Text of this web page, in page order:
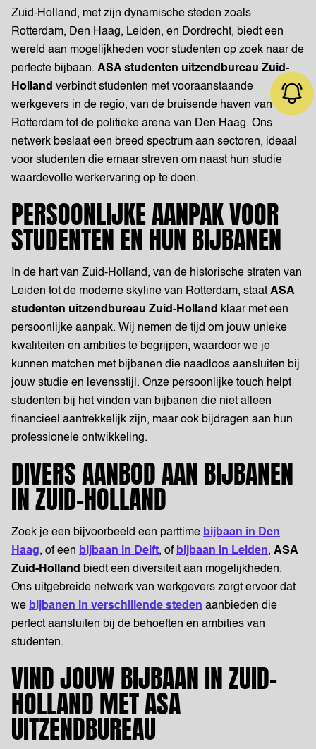
Zuid-Holland, met zijn dynamische steden zoals
Rotterdam, Den Haag, Leiden, en Dordrecht, biedt een
wereld aan mogelijkheden voor studenten op zoek naar de
perfecte bijbaan. ASA studenten uitzendbureau Zuid-
Holland verbindt studenten met vooraanstaande
werkgevers in de regio, van de bruisende haven van
Rotterdam tot de politieke arena van Den Haag. Ons
netwerk beslaat een breed spectrum aan sectoren, ideaal
voor studenten die ernaar streven om naast hun studie
waardevolle werkervaring op te doen.
PERSOONLIJKE AANPAK VOOR
STUDENTEN EN HUN BIJBANEN
In de hart van Zuid-Holland, van de historische straten van
Leiden tot de moderne skyline van Rotterdam, staat ASA
studenten uitzendbureau Zuid-Holland klaar met een
persoonlijke aanpak. Wij nemen de tijd om jouw unieke
kwaliteiten en ambities te begrijpen, waardoor we je
kunnen matchen met bijbanen die naadloos aansluiten bij
jouw studie en levensstijl. Onze persoonlijke touch helpt
studenten bij het vinden van bijbanen die niet alleen
financieel aantrekkelijk zijn, maar ook bijdragen aan hun
professionele ontwikkeling.
DIVERS AANBOD AAN BIJBANEN
IN ZUID-HOLLAND
Zoek je een bijvoorbeeld een parttime bijbaan in Den
Haag, of een bijbaan in Delft, of bijbaan in Leiden, ASA
Zuid-Holland biedt een diversiteit aan mogelijkheden.
Ons uitgebreide netwerk van werkgevers zorgt ervoor dat
we bijbanen in verschillende steden aanbieden die
perfect aansluiten bij de behoeften en ambities van
studenten.
VIND JOUW BIJBAAN IN ZUID-
HOLLAND MET ASA
UITZENDBUREAU